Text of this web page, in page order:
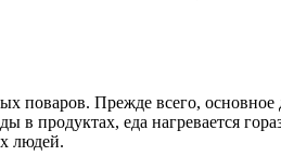
поваров. Прежде всего, основное
продуктах, еда нагревается
людей.